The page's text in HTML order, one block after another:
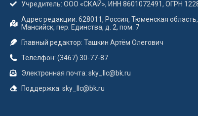
Учредитель: ООО «СКАЙ», ИНН 8601072491, ОГРН
Адрес редакции: 628011, Россия, Тюменская
Мансийск, пер. Единства, д. 2, пом. 7
Главный редактор: Ташкин Артём Олегович
Телелфон: (3467) 30-77-87
Электронная почта: sky_llc@bk.ru
Поддержка: sky_llc@bk.ru